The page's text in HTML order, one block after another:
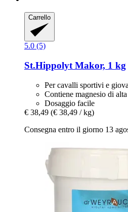
Carrello
5.0 (5)
St.Hippolyt Makor, 1 kg
Per cavalli sportivi e
Contiene magnesio di
Dosaggio facile
€ 38,49 (€ 38,49 / kg)
Consegna entro il giorno 13